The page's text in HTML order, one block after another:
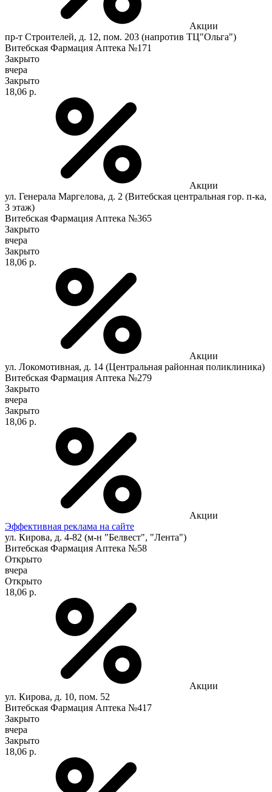
Акции
пр-т Строителей, д. 12, пом. 203 (напротив ТЦ"Ольга")
Витебская Фармация Аптека №171
Закрыто
вчера
Закрыто
18,06 р.
Акции
ул. Генерала Маргелова, д. 2 (Витебская центральная гор. п-ка,
3 этаж)
Витебская Фармация Аптека №365
Закрыто
вчера
Закрыто
18,06 р.
Акции
ул. Локомотивная, д. 14 (Центральная районная поликлиника)
Витебская Фармация Аптека №279
Закрыто
вчера
Закрыто
18,06 р.
Акции
Эффективная реклама на сайте
ул. Кирова, д. 4-82 (м-н "Белвест", "Лента")
Витебская Фармация Аптека №58
Открыто
вчера
Открыто
18,06 р.
Акции
ул. Кирова, д. 10, пом. 52
Витебская Фармация Аптека №417
Закрыто
вчера
Закрыто
18,06 р.